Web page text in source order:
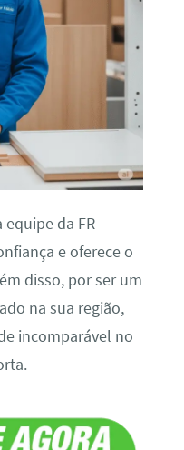
da FR
e oferece o
disso, por ser um
na sua região,
incomparável no